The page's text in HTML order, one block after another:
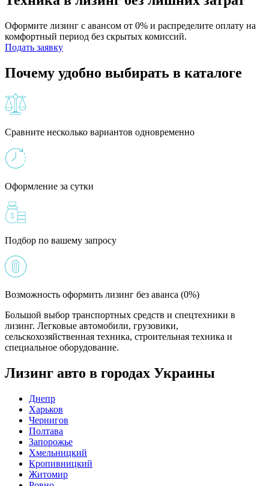
Оформите лизинг с авансом от 0% и распределите оплату на
комфортный период без скрытых комиссий.
Подать заявку
Почему удобно выбирать в каталоге
Сравните несколько вариантов одновременно
Оформление за сутки
Подбор по вашему запросу
Возможность оформить лизинг без аванса (0%)
Большой выбор транспортных средств и спецтехники в
лизинг. Легковые автомобили, грузовики,
сельскохозяйственная техника, строительная техника и
специальное оборудование.
Лизинг авто в городах Украины
Днепр
Харьков
Чернигов
Полтава
Запорожье
Хмельницкий
Кропивницкий
Житомир